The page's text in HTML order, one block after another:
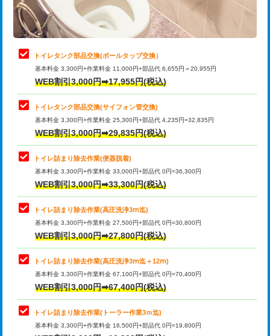
トイレタンク部品交換(ボールタップ交換）
基本料金 3,300円+作業料金 11,000円+部品代 6,655円＝20,955円
WEB割引3,000円➡17,955円(税込)
トイレタンク部品交換(サイフォン管交換)
基本料金 3,300円+作業料金 25,300円+部品代 4,235円=32,835円
WEB割引3,000円➡29,835円(税込)
トイレ詰まり除去作業(便器脱着)
基本料金 3,300円+作業料金 33,000円+部品代 0円=36,300円
WEB割引3,000円➡33,300円(税込)
トイレ詰まり除去作業(高圧洗浄3ⅿ迄)
基本料金 3,300円+作業料金 27,500円+部品代 0円=30,800円
WEB割引3,000円➡27,800円(税込)
トイレ詰まり除去作業(高圧洗浄3ⅿ迄＋12ⅿ)
基本料金 3,300円+作業料金 67,100円+部品代 0円=70,400円
WEB割引3,000円➡67,400円(税込)
トイレ詰まり除去作業(トーラー作業3ｍ迄)
基本料金 3,300円+作業料金 16,500円+部品代 0円=19,800円